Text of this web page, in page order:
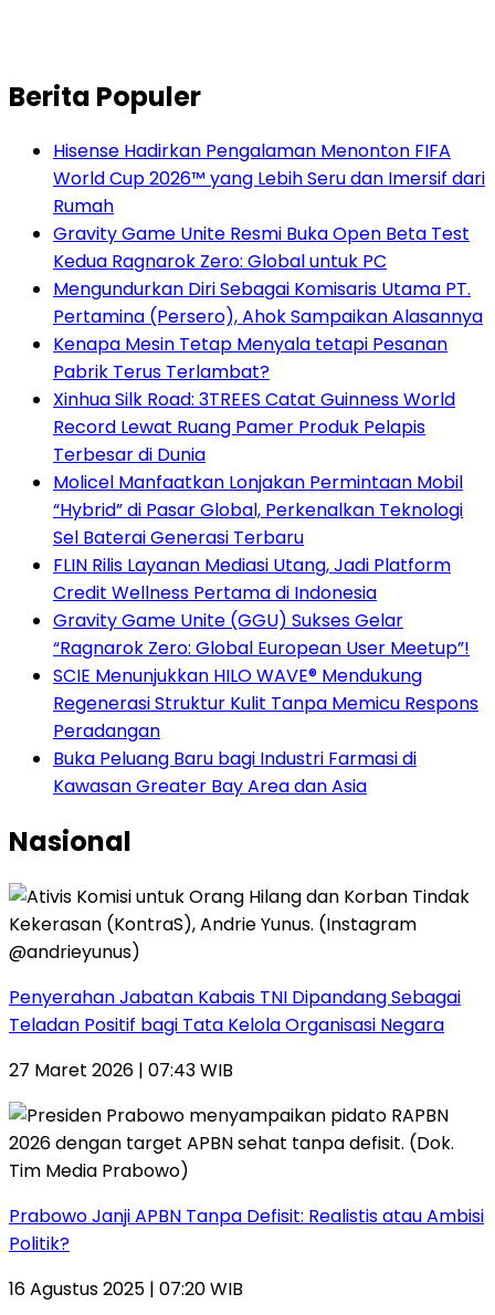
Berita Populer
Hisense Hadirkan Pengalaman Menonton FIFA
World Cup 2026™ yang Lebih Seru dan Imersif dari
Rumah
Gravity Game Unite Resmi Buka Open Beta Test
Kedua Ragnarok Zero: Global untuk PC
Mengundurkan Diri Sebagai Komisaris Utama PT.
Pertamina (Persero), Ahok Sampaikan Alasannya
Kenapa Mesin Tetap Menyala tetapi Pesanan
Pabrik Terus Terlambat?
Xinhua Silk Road: 3TREES Catat Guinness World
Record Lewat Ruang Pamer Produk Pelapis
Terbesar di Dunia
Molicel Manfaatkan Lonjakan Permintaan Mobil
“Hybrid” di Pasar Global, Perkenalkan Teknologi
Sel Baterai Generasi Terbaru
FLIN Rilis Layanan Mediasi Utang, Jadi Platform
Credit Wellness Pertama di Indonesia
Gravity Game Unite (GGU) Sukses Gelar
“Ragnarok Zero: Global European User Meetup”!
SCIE Menunjukkan HILO WAVE® Mendukung
Regenerasi Struktur Kulit Tanpa Memicu Respons
Peradangan
Buka Peluang Baru bagi Industri Farmasi di
Kawasan Greater Bay Area dan Asia
Nasional
Penyerahan Jabatan Kabais TNI Dipandang Sebagai
Teladan Positif bagi Tata Kelola Organisasi Negara
27 Maret 2026 | 07:43 WIB
Prabowo Janji APBN Tanpa Defisit: Realistis atau Ambisi
Politik?
16 Agustus 2025 | 07:20 WIB